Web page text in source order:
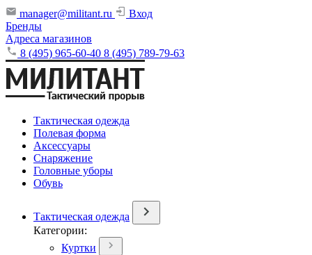
manager@militant.ru
Вход
Бренды
Адреса магазинов
8 (495) 965-60-40 8 (495) 789-79-63
Тактическая одежда
Полевая форма
Аксессуары
Снаряжение
Головные уборы
Обувь
Тактическая одежда
Категории:
Куртки